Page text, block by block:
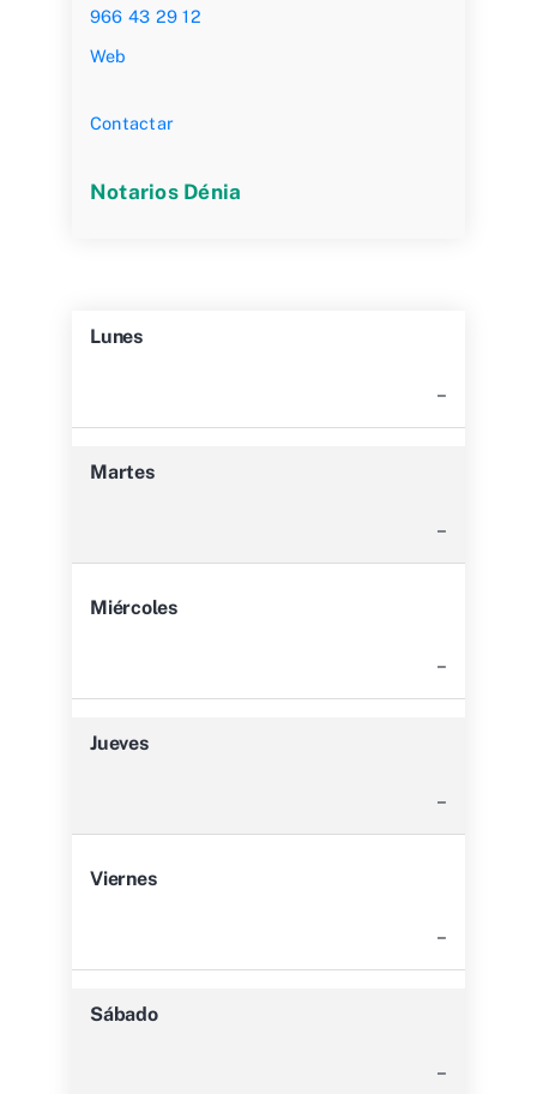
966 43 29 12
Web
Contactar
Notarios Dénia
Lunes
–
Martes
–
Miércoles
–
Jueves
–
Viernes
–
Sábado
–